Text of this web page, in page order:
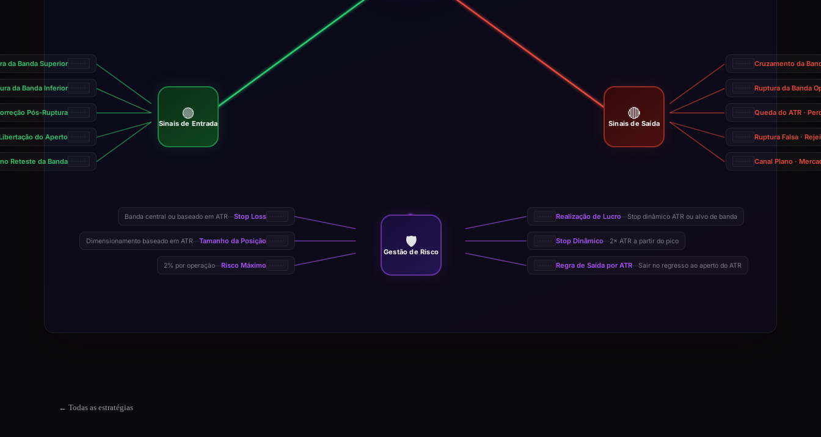
🟢
Sinais de Entrada
da Banda Superior
da Banda Inferior
Pós-Ruptura
do Aperto
Reteste da Banda
🔴
Sinais de Saída
Cruzamento da
Ruptura da Banda
Queda do ATR ·
Ruptura Falsa ·
Canal Plano ·
🛡️
Gestão de Risco
Stop Loss
Banda central ou baseado em ATR
Tamanho da Posição
Dimensionamento baseado em ATR
Risco Máximo
2% por operação
Realização de Lucro Stop dinâmico ATR ou alvo de banda
Stop Dinâmico 2× ATR a partir do pico
Regra de Saída por ATR Sair no regresso ao aperto do ATR
← Todas as estratégias